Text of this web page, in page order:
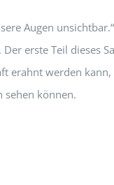
Augen
erste Teil dieses
erahnt werden
sehen können.